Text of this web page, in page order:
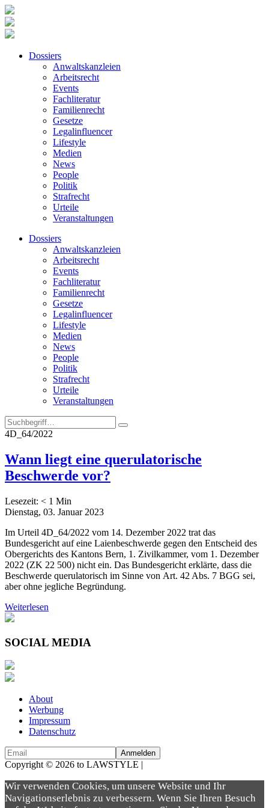
Dossiers
Anwaltskanzleien
Arbeitsrecht
Events
Fachliteratur
Familienrecht
Gesetze
Legalinfluencer
Lifestyle
Medien
News
People
Politik
Strafrecht
Urteile
Veranstaltungen
Dossiers
Anwaltskanzleien
Arbeitsrecht
Events
Fachliteratur
Familienrecht
Gesetze
Legalinfluencer
Lifestyle
Medien
News
People
Politik
Strafrecht
Urteile
Veranstaltungen
4D_64/2022
Wann liegt eine querulatorische
Beschwerde vor?
Lesezeit: < 1 Min
Dienstag, 03. Januar 2023
Im Urteil 4D_64/2022 vom 14. Dezember 2022 trat das
Bundesgericht auf eine Laienbeschwerde gegen den Entscheid des
Obergerichts des Kantons Bern, 1. Zivilkammer, vom 1. Dezember
2022 (ZK 22 500) nicht ein. Das Bundesgericht erklärte, dass die
Beschwerde querulatorisch im Sinne von Art. 42 Abs. 7 BGG sei,
aber ohne jegliche Begründung.
Weiterlesen
SOCIAL MEDIA
About
Werbung
Impressum
Datenschutz
Copyright © 2026 to LAWSTYLE |
Wir verwenden Cookies, um unsere Website und Ihr
Navigationserlebnis zu verbessern. Wenn Sie Ihren Besuch